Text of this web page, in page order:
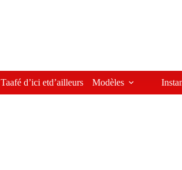
Taafé d’ici etd’ailleurs Modèles